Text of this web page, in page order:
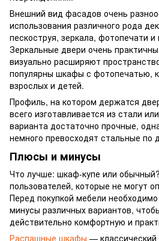
Внешний вид фасадов очень
использования различного рода
пескоструя, зеркала, фотопечати
Зеркальные двери очень
визуально расширяют
популярны шкафы с фотопечатью,
взрослых и детей.
Профиль, на котором держатся
всего изготавливается из стали
варианта достаточно прочные,
немного превосходят стальные по
Плюсы и минусы
Что лучше: шкаф-купе или
пользователей, которые не могут
Перед покупкой мебели
минусы различных вариантов,
действительно комфортную и
Распашные шкафы —